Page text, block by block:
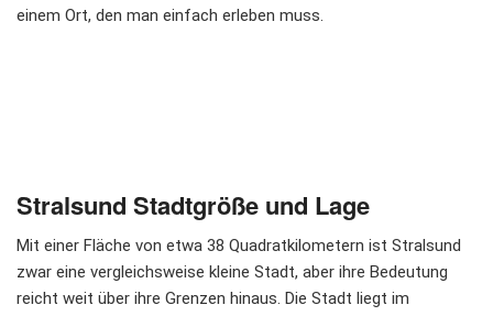
einem Ort, den man einfach erleben muss.
Stralsund Stadtgröße und Lage
Mit einer Fläche von etwa 38 Quadratkilometern ist Stralsund
zwar eine vergleichsweise kleine Stadt, aber ihre Bedeutung
reicht weit über ihre Grenzen hinaus. Die Stadt liegt im